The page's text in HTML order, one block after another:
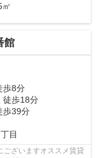
館
歩8分
徒歩18分
歩39分
丁目
ございますオススメ賃貸